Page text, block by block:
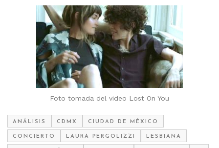
Foto tomada del video Lost On You
ANÁLISIS CDMX CIUDAD DE MÉXICO
CONCIERTO LAURA PERGOLIZZI LESBIANA